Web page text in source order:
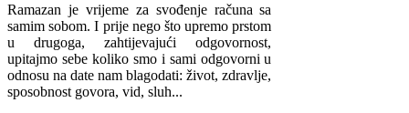
Ramazan je vrijeme za svođenje računa sa
samim sobom. I prije nego što upremo prstom
u drugoga, zahtijevajući odgovornost,
upitajmo sebe koliko smo i sami odgovorni u
odnosu na date nam blagodati: život, zdravlje,
sposobnost govora, vid, sluh...